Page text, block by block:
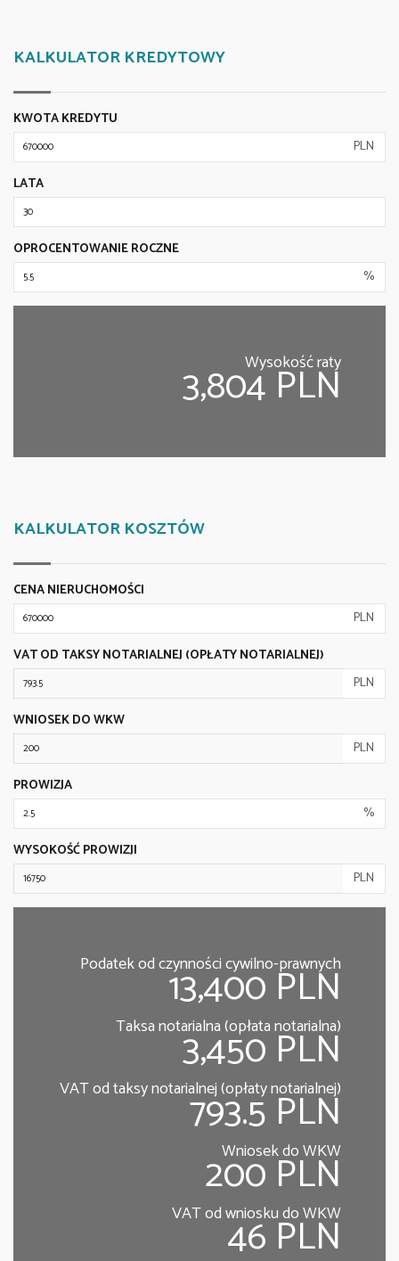
KALKULATOR KREDYTOWY
KWOTA KREDYTU
PLN
LATA
OPROCENTOWANIE ROCZNE
%
Wysokość raty
3,804 PLN
KALKULATOR KOSZTÓW
CENA NIERUCHOMOŚCI
PLN
VAT OD TAKSY NOTARIALNEJ (OPŁATY NOTARIALNEJ)
PLN
WNIOSEK DO WKW
PLN
PROWIZJA
%
WYSOKOŚĆ PROWIZJI
PLN
Podatek od czynności cywilno-prawnych
13,400 PLN
Taksa notarialna (opłata notarialna)
3,450 PLN
VAT od taksy notarialnej (opłaty notarialnej)
793.5 PLN
Wniosek do WKW
200 PLN
VAT od wniosku do WKW
46 PLN